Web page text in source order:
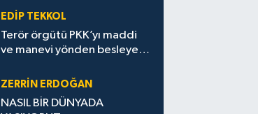
EDIP TEKKOL
Terör örgütü PKK’yı maddi
ve manevi yönden besleyen
ZERRIN ERDOĞAN
NASIL BİR DÜNYADA